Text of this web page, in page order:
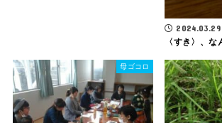
2024.03.29
〈すき〉、な
母ゴコロ